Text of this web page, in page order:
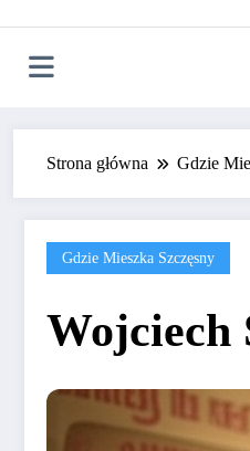
Strona główna Gdzie
Gdzie Mieszka Szczęsny
Wojciech